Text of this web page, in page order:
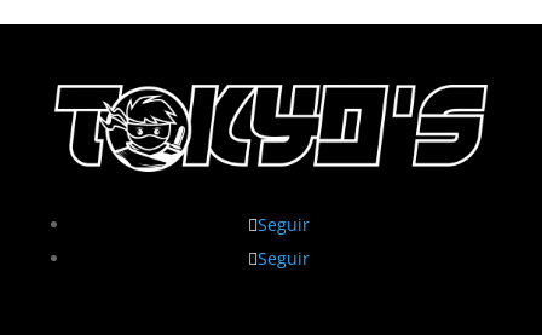
Seguir
Seguir